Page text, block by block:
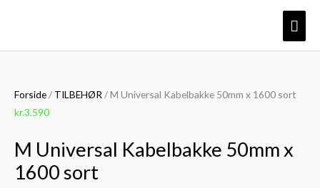
Forside/ TILBEHØR / M Universal Kabelbakke 50mm x 1600 sort
kr.3.590
M Universal Kabelbakke 50mm x
1600 sort
Universal
Kabelbakke
x
1600
sort